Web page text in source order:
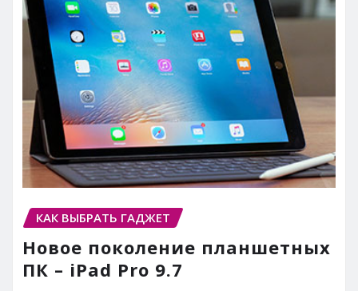
КАК ВЫБРАТЬ ГАДЖЕТ
Новое поколение планшетных
ПК – iPad Pro 9.7